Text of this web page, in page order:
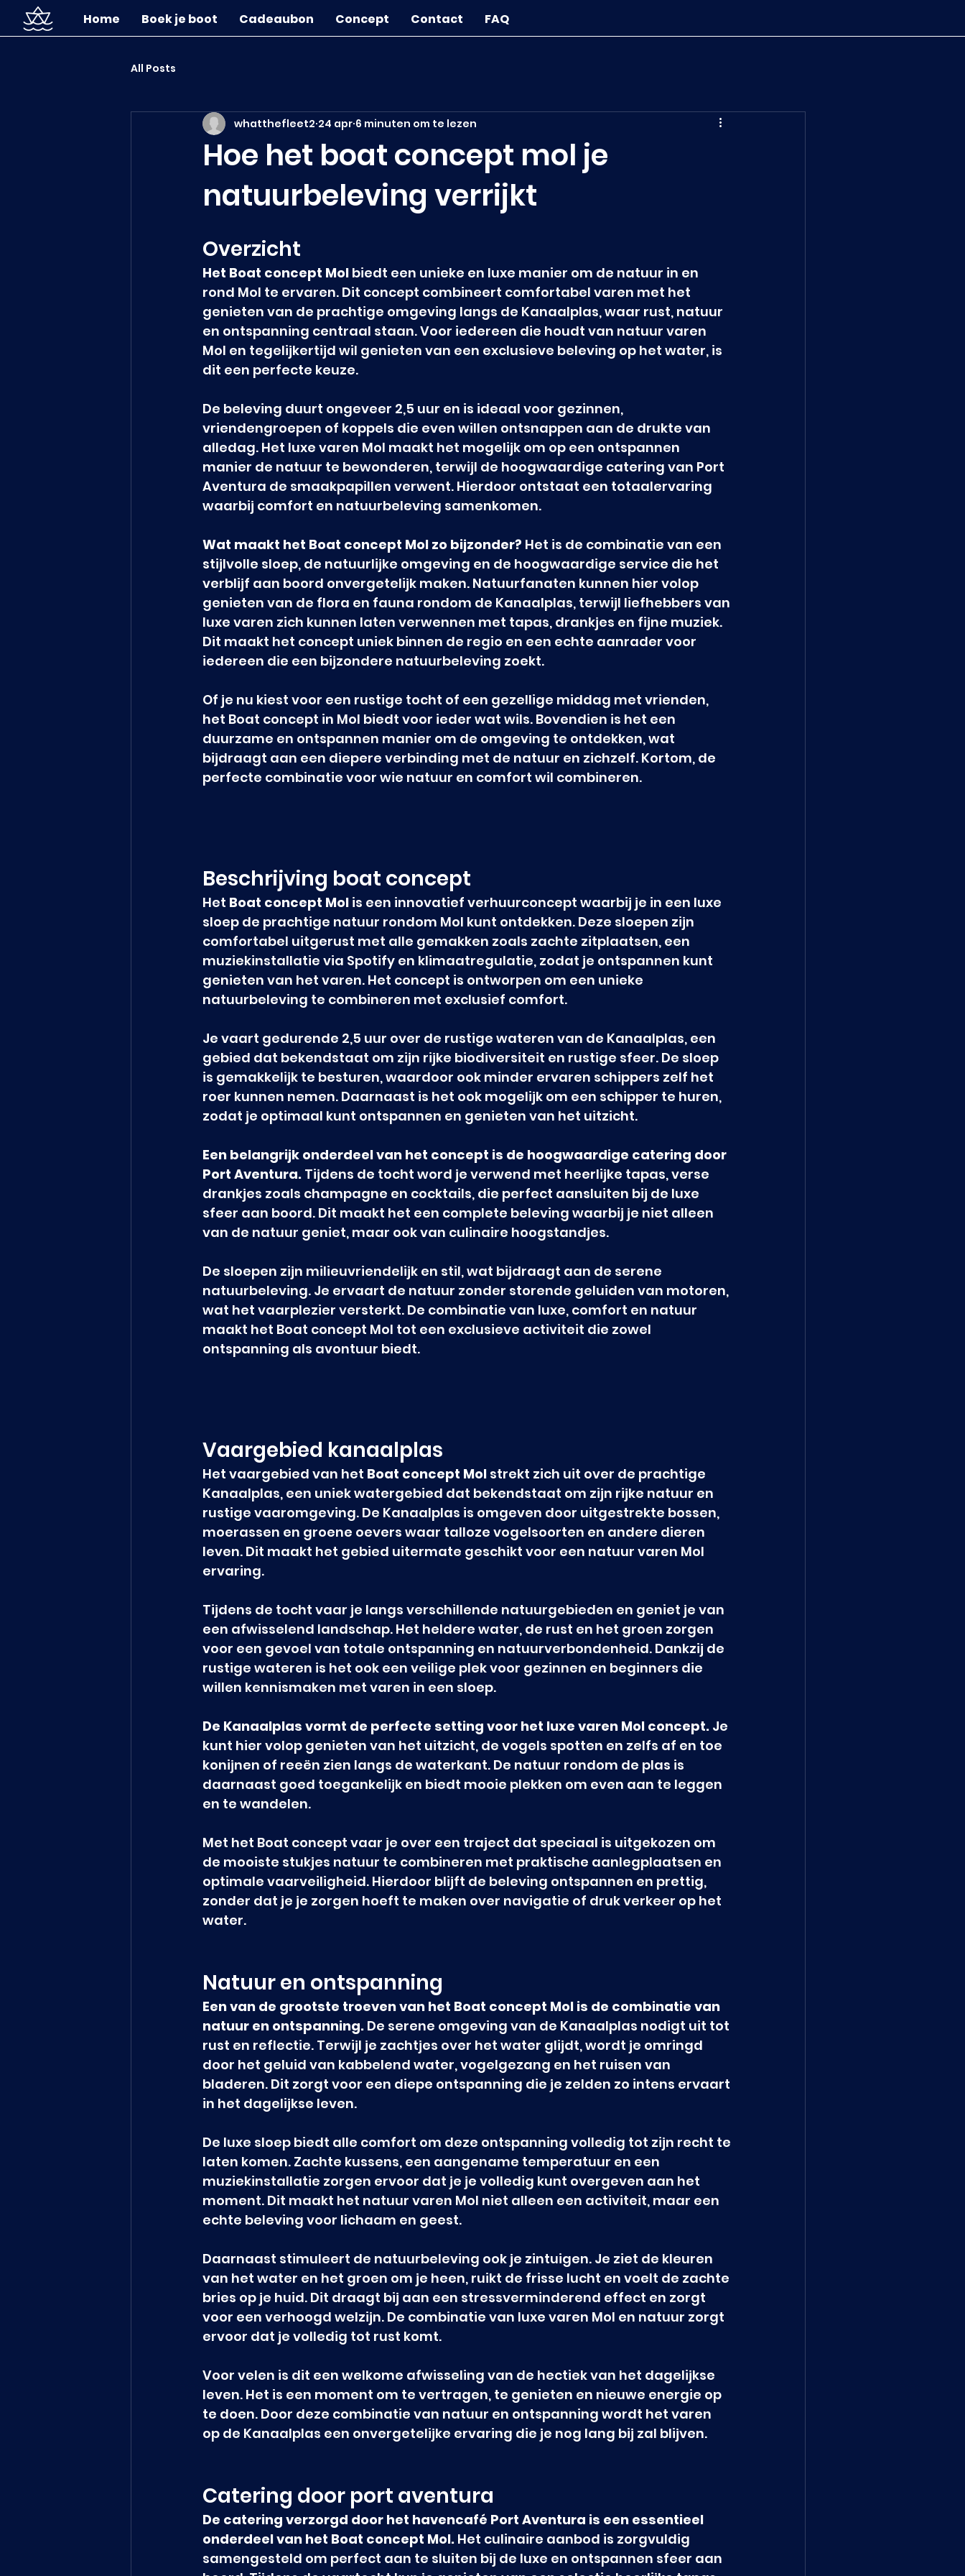
Home Boek je boot Cadeaubon Concept Contact FAQ
All Posts
Hoe het boat concept mol je
natuurbeleving verrijkt
whatthefleet2 24 apr 6 minuten om te lezen
Overzicht
Het Boat concept Mol biedt een unieke en luxe manier om de natuur in en
rond Mol te ervaren. Dit concept combineert comfortabel varen met het
genieten van de prachtige omgeving langs de Kanaalplas, waar rust, natuur
en ontspanning centraal staan. Voor iedereen die houdt van natuur varen
Mol en tegelijkertijd wil genieten van een exclusieve beleving op het water, is
dit een perfecte keuze.
De beleving duurt ongeveer 2,5 uur en is ideaal voor gezinnen,
vriendengroepen of koppels die even willen ontsnappen aan de drukte van
alledag. Het luxe varen Mol maakt het mogelijk om op een ontspannen
manier de natuur te bewonderen, terwijl de hoogwaardige catering van Port
Aventura de smaakpapillen verwent. Hierdoor ontstaat een totaalervaring
waarbij comfort en natuurbeleving samenkomen.
Wat maakt het Boat concept Mol zo bijzonder? Het is de combinatie van een
stijlvolle sloep, de natuurlijke omgeving en de hoogwaardige service die het
verblijf aan boord onvergetelijk maken. Natuurfanaten kunnen hier volop
genieten van de flora en fauna rondom de Kanaalplas, terwijl liefhebbers van
luxe varen zich kunnen laten verwennen met tapas, drankjes en fijne muziek.
Dit maakt het concept uniek binnen de regio en een echte aanrader voor
iedereen die een bijzondere natuurbeleving zoekt.
Of je nu kiest voor een rustige tocht of een gezellige middag met vrienden,
het Boat concept in Mol biedt voor ieder wat wils. Bovendien is het een
duurzame en ontspannen manier om de omgeving te ontdekken, wat
bijdraagt aan een diepere verbinding met de natuur en zichzelf. Kortom, de
perfecte combinatie voor wie natuur en comfort wil combineren.
Beschrijving boat concept
Het Boat concept Mol is een innovatief verhuurconcept waarbij je in een luxe
sloep de prachtige natuur rondom Mol kunt ontdekken. Deze sloepen zijn
comfortabel uitgerust met alle gemakken zoals zachte zitplaatsen, een
muziekinstallatie via Spotify en klimaatregulatie, zodat je ontspannen kunt
genieten van het varen. Het concept is ontworpen om een unieke
natuurbeleving te combineren met exclusief comfort.
Je vaart gedurende 2,5 uur over de rustige wateren van de Kanaalplas, een
gebied dat bekendstaat om zijn rijke biodiversiteit en rustige sfeer. De sloep
is gemakkelijk te besturen, waardoor ook minder ervaren schippers zelf het
roer kunnen nemen. Daarnaast is het ook mogelijk om een schipper te huren,
zodat je optimaal kunt ontspannen en genieten van het uitzicht.
Een belangrijk onderdeel van het concept is de hoogwaardige catering door
Port Aventura. Tijdens de tocht word je verwend met heerlijke tapas, verse
drankjes zoals champagne en cocktails, die perfect aansluiten bij de luxe
sfeer aan boord. Dit maakt het een complete beleving waarbij je niet alleen
van de natuur geniet, maar ook van culinaire hoogstandjes.
De sloepen zijn milieuvriendelijk en stil, wat bijdraagt aan de serene
natuurbeleving. Je ervaart de natuur zonder storende geluiden van motoren,
wat het vaarplezier versterkt. De combinatie van luxe, comfort en natuur
maakt het Boat concept Mol tot een exclusieve activiteit die zowel
ontspanning als avontuur biedt.
Vaargebied kanaalplas
Het vaargebied van het Boat concept Mol strekt zich uit over de prachtige
Kanaalplas, een uniek watergebied dat bekendstaat om zijn rijke natuur en
rustige vaaromgeving. De Kanaalplas is omgeven door uitgestrekte bossen,
moerassen en groene oevers waar talloze vogelsoorten en andere dieren
leven. Dit maakt het gebied uitermate geschikt voor een natuur varen Mol
ervaring.
Tijdens de tocht vaar je langs verschillende natuurgebieden en geniet je van
een afwisselend landschap. Het heldere water, de rust en het groen zorgen
voor een gevoel van totale ontspanning en natuurverbondenheid. Dankzij de
rustige wateren is het ook een veilige plek voor gezinnen en beginners die
willen kennismaken met varen in een sloep.
De Kanaalplas vormt de perfecte setting voor het luxe varen Mol concept. Je
kunt hier volop genieten van het uitzicht, de vogels spotten en zelfs af en toe
konijnen of reeën zien langs de waterkant. De natuur rondom de plas is
daarnaast goed toegankelijk en biedt mooie plekken om even aan te leggen
en te wandelen.
Met het Boat concept vaar je over een traject dat speciaal is uitgekozen om
de mooiste stukjes natuur te combineren met praktische aanlegplaatsen en
optimale vaarveiligheid. Hierdoor blijft de beleving ontspannen en prettig,
zonder dat je je zorgen hoeft te maken over navigatie of druk verkeer op het
water.
Natuur en ontspanning
Een van de grootste troeven van het Boat concept Mol is de combinatie van
natuur en ontspanning. De serene omgeving van de Kanaalplas nodigt uit tot
rust en reflectie. Terwijl je zachtjes over het water glijdt, wordt je omringd
door het geluid van kabbelend water, vogelgezang en het ruisen van
bladeren. Dit zorgt voor een diepe ontspanning die je zelden zo intens ervaart
in het dagelijkse leven.
De luxe sloep biedt alle comfort om deze ontspanning volledig tot zijn recht te
laten komen. Zachte kussens, een aangename temperatuur en een
muziekinstallatie zorgen ervoor dat je je volledig kunt overgeven aan het
moment. Dit maakt het natuur varen Mol niet alleen een activiteit, maar een
echte beleving voor lichaam en geest.
Daarnaast stimuleert de natuurbeleving ook je zintuigen. Je ziet de kleuren
van het water en het groen om je heen, ruikt de frisse lucht en voelt de zachte
bries op je huid. Dit draagt bij aan een stressverminderend effect en zorgt
voor een verhoogd welzijn. De combinatie van luxe varen Mol en natuur zorgt
ervoor dat je volledig tot rust komt.
Voor velen is dit een welkome afwisseling van de hectiek van het dagelijkse
leven. Het is een moment om te vertragen, te genieten en nieuwe energie op
te doen. Door deze combinatie van natuur en ontspanning wordt het varen
op de Kanaalplas een onvergetelijke ervaring die je nog lang bij zal blijven.
Catering door port aventura
De catering verzorgd door het havencafé Port Aventura is een essentieel
onderdeel van het Boat concept Mol. Het culinaire aanbod is zorgvuldig
samengesteld om perfect aan te sluiten bij de luxe en ontspannen sfeer aan